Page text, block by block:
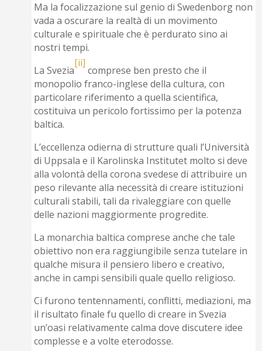
Ma la focalizzazione sul genio di Swedenborg non
vada a oscurare la realtà di un movimento
culturale e spirituale che è perdurato sino ai
nostri tempi.
La Svezia
[ii]
comprese ben presto che il
monopolio franco-inglese della cultura, con
particolare riferimento a quella scientifica,
costituiva un pericolo fortissimo per la potenza
baltica.
L’eccellenza odierna di strutture quali l’Università
di Uppsala e il Karolinska Institutet molto si deve
alla volontà della corona svedese di attribuire un
peso rilevante alla necessità di creare istituzioni
culturali stabili, tali da rivaleggiare con quelle
delle nazioni maggiormente progredite.
La monarchia baltica comprese anche che tale
obiettivo non era raggiungibile senza tutelare in
qualche misura il pensiero libero e creativo,
anche in campi sensibili quale quello religioso.
Ci furono tentennamenti, conflitti, mediazioni, ma
il risultato finale fu quello di creare in Svezia
un’oasi relativamente calma dove discutere idee
complesse e a volte eterodosse.